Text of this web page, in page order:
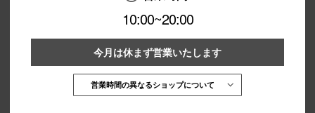
10:00~20:00
今月は休まず営業いたします
営業時間の異なるショップについて